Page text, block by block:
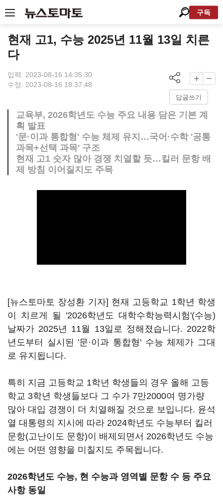
구독
현재 고1, 수능 2025년 11월 13일 치른
다
입력: 2023-08-16 14:35:30
수정: 2023-08-16 18:37:48
답글쓰기
교육부, 2026학년도 수능 주요 내용 담은 기본 계
획 발표
'문·이과 통합형' 수능 체제 유지…국어·수학 '공통
과목+선택 과목' 구조
현재 고1 숫자 많아 경쟁 치열할 듯…킬러 문항 배
제 방침 이어질지도 주목
[뉴스토마토 장성환 기자] 현재 고등학교 1학년 학생
이 치르게 될 '2026학년도 대학수학능력시험'(수능)
날짜가 2025년 11월 13일로 정해졌습니다. 2022학
년도부터 실시된 '문·이과 통합형' 수능 체제가 그대
로 유지됩니다.
특히 지금 고등학교 1학년 학생들의 경우 올해 고등
학교 3학년 학생들보다 그 수가 7만2000여 명가량
많아 대입 경쟁이 더 치열해질 것으로 보입니다. 윤석
열 대통령의 지시에 따라 2024학년도 수능부터 킬러
문항(고난이도 문항)이 배제되면서 2026학년도 수능
에는 어떤 영향을 미칠지도 주목됩니다.
2026학년도 수능, 현 수능과 영역별 문항 수 등 주요
사항 동일